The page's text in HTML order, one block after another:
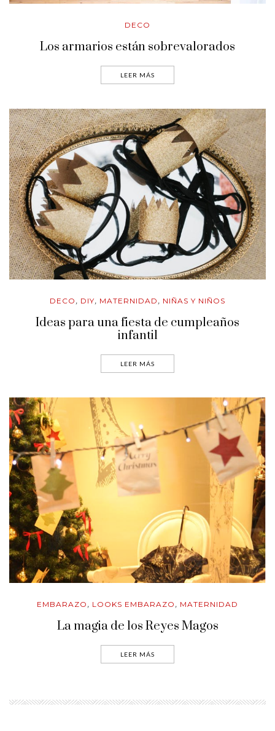
DECO
Los armarios están sobrevalorados
LEER MÁS
DECO , DIY, MATERNIDAD , NIÑAS Y NIÑOS
Ideas para una fiesta de cumpleaños
infantil
LEER MÁS
EMBARAZO , LOOKS EMBARAZO , MATERNIDAD
La magia de los Reyes Magos
LEER MÁS